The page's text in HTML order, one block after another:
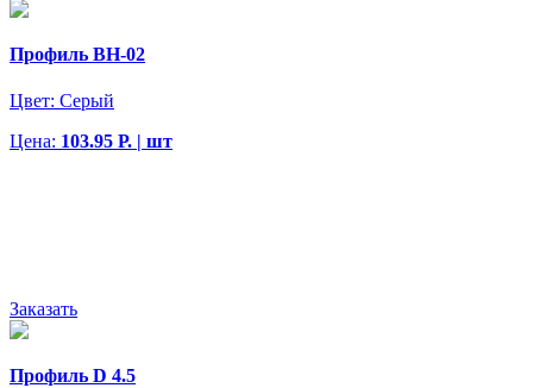
Профиль BH-02
Цвет: Серый
Цена: 103.95 Р. | шт
Заказать
Профиль D 4.5